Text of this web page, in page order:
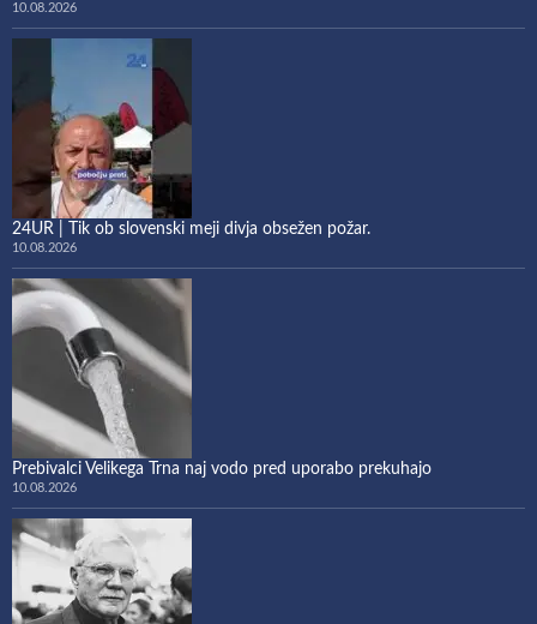
10.08.2026
24UR | Tik ob slovenski meji divja obsežen požar.
10.08.2026
Prebivalci Velikega Trna naj vodo pred uporabo prekuhajo
10.08.2026